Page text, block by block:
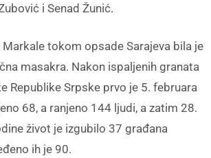
i Senad Žunić.
tokom opsade Sarajeva bila je
masakra. Nakon ispaljenih granata
Republike Srpske prvo je 5. februara
68, a ranjeno 144 ljudi, a zatim 28.
život je izgubilo 37 građana
ih je 90.